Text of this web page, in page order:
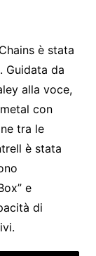
è stata
Guidata da
alla voce,
con
tra le
è stata
e
di